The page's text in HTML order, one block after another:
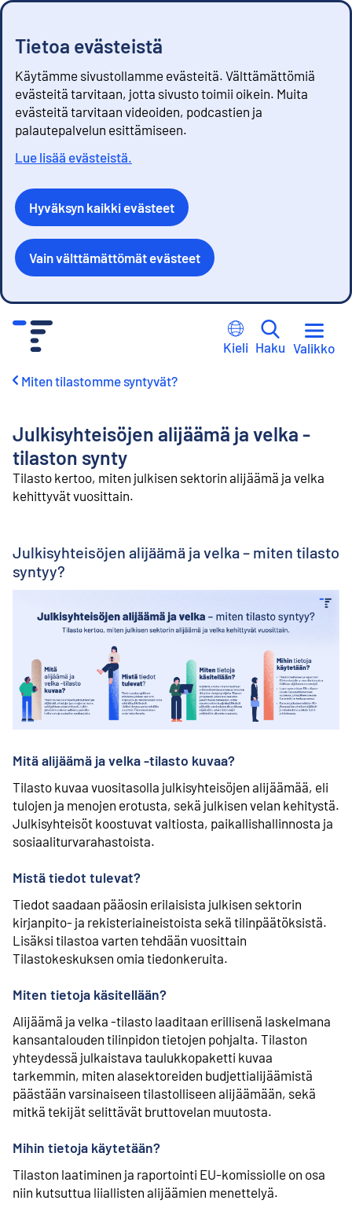
Tietoa evästeistä
Käytämme sivustollamme evästeitä. Välttämättömiä
evästeitä tarvitaan, jotta sivusto toimii oikein. Muita
evästeitä tarvitaan videoiden, podcastien ja
palautepalvelun esittämiseen.
Lue lisää evästeistä.
Hyväksyn kaikki evästeet
Vain välttämättömät evästeet
Kieli Haku Valikko
Miten tilastomme syntyvät?
Julkisyhteisöjen alijäämä ja velka -
tilaston synty
Tilasto kertoo, miten julkisen sektorin alijäämä ja velka
kehittyvät vuosittain.
Julkisyhteisöjen alijäämä ja velka – miten tilasto
syntyy?
Mitä alijäämä ja velka -tilasto kuvaa?
Tilasto kuvaa vuositasolla julkisyhteisöjen alijäämää, eli
tulojen ja menojen erotusta, sekä julkisen velan kehitystä.
Julkisyhteisöt koostuvat valtiosta, paikallishallinnosta ja
sosiaaliturvarahastoista.
Mistä tiedot tulevat?
Tiedot saadaan pääosin erilaisista julkisen sektorin
kirjanpito- ja rekisteriaineistoista sekä tilinpäätöksistä.
Lisäksi tilastoa varten tehdään vuosittain
Tilastokeskuksen omia tiedonkeruita.
Miten tietoja käsitellään?
Alijäämä ja velka -tilasto laaditaan erillisenä laskelmana
kansantalouden tilinpidon tietojen pohjalta. Tilaston
yhteydessä julkaistava taulukkopaketti kuvaa
tarkemmin, miten alasektoreiden budjettialijäämistä
päästään varsinaiseen tilastolliseen alijäämään, sekä
mitkä tekijät selittävät bruttovelan muutosta.
Mihin tietoja käytetään?
Tilaston laatiminen ja raportointi EU-komissiolle on osa
niin kutsuttua liiallisten alijäämien menettelyä.